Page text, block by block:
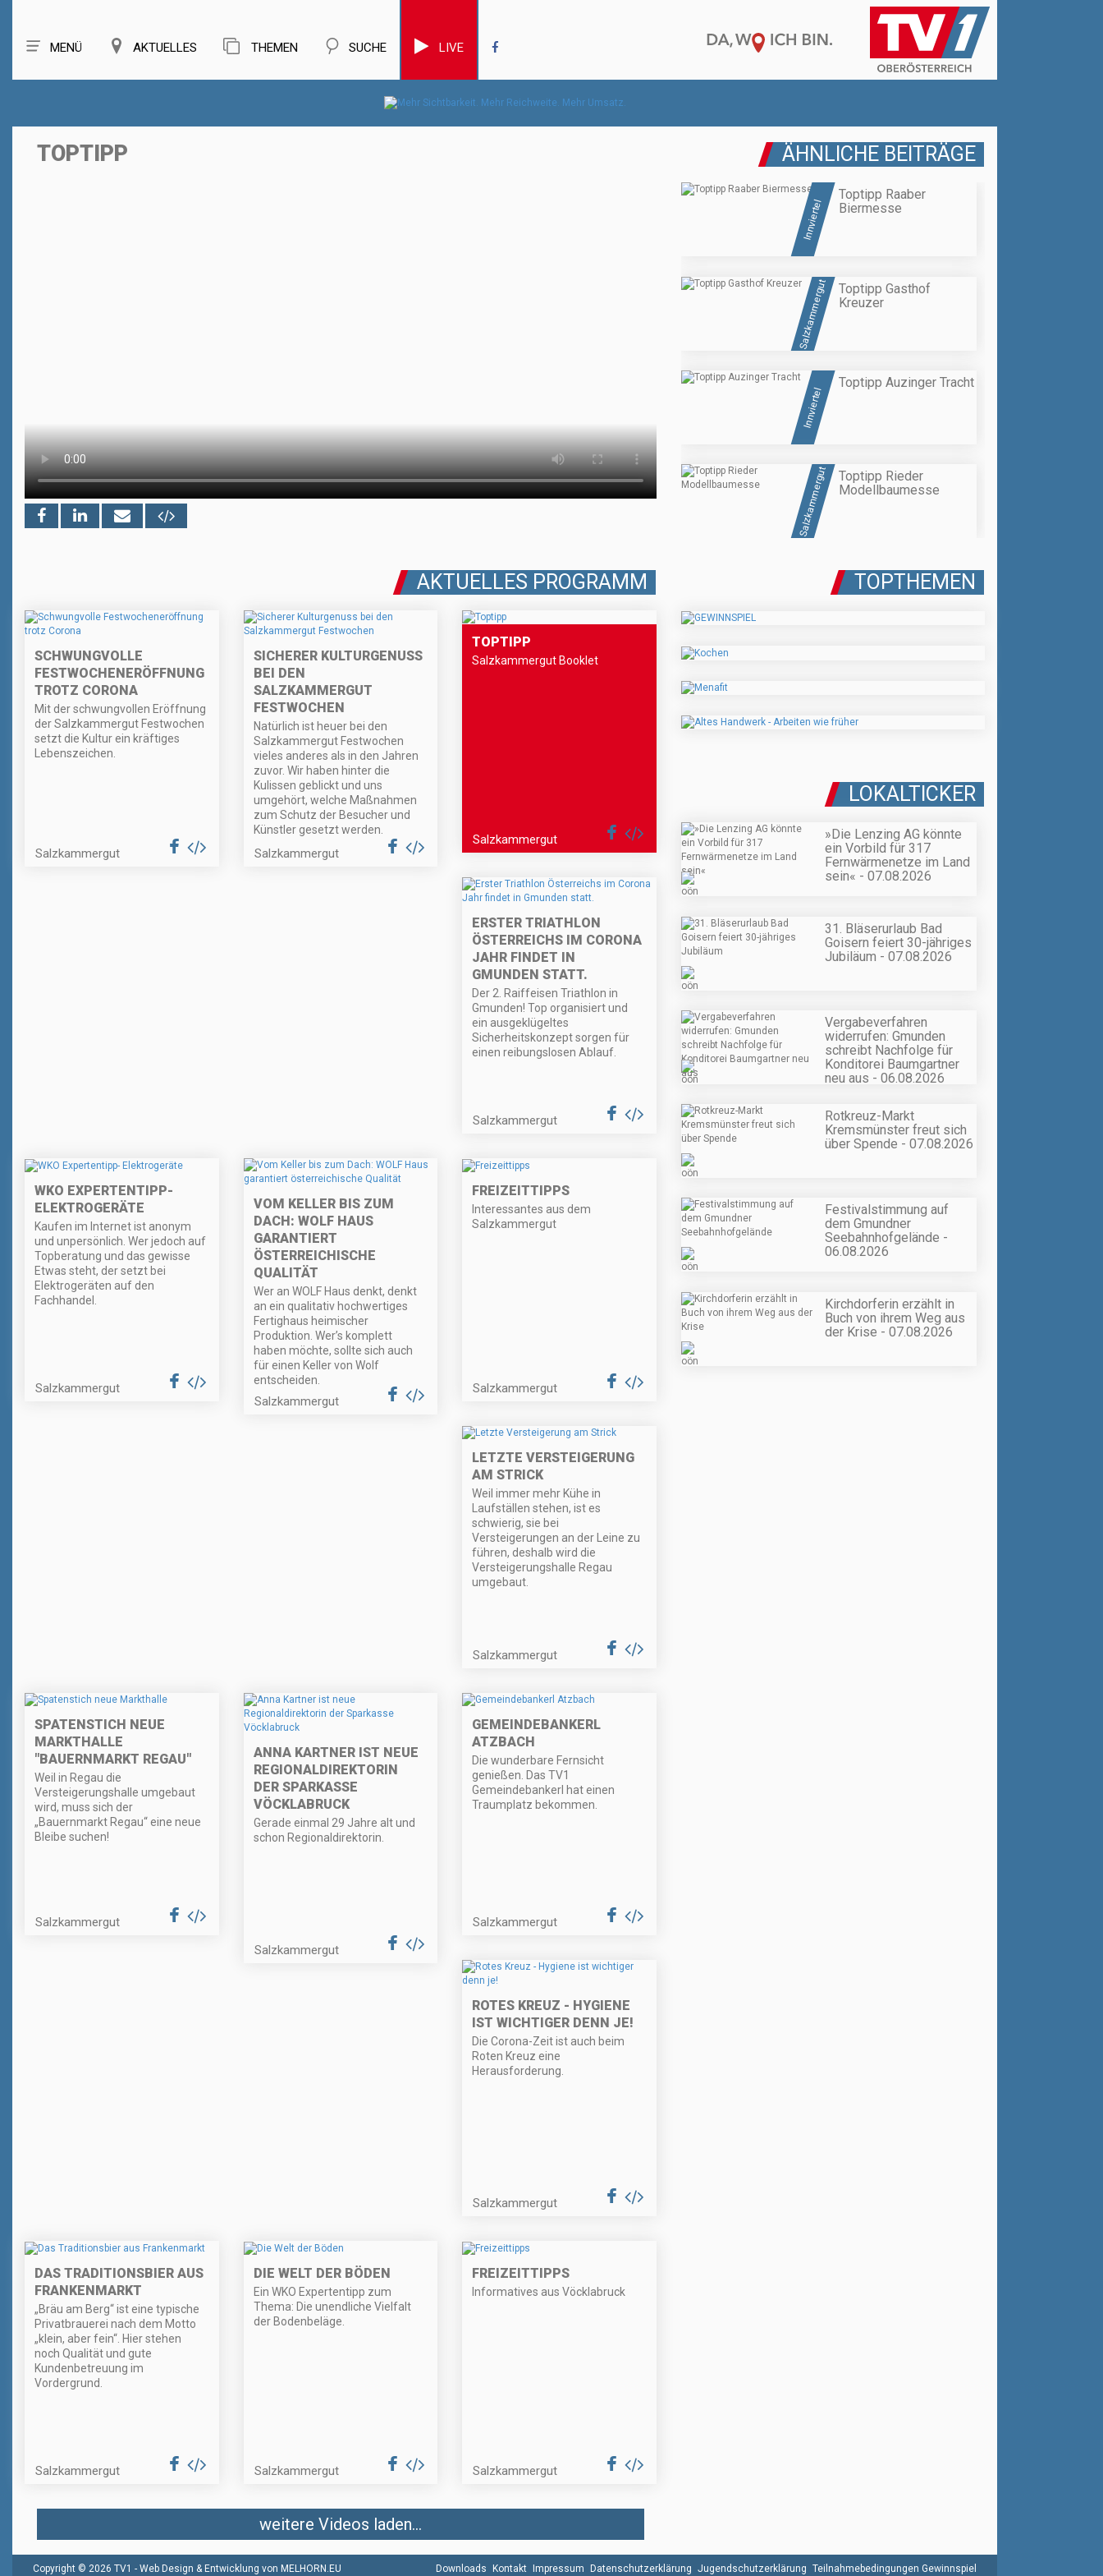
MENÜ AKTUELLES THEMEN SUCHE LIVE
TOPTIPP ÄHNLICHE BEITRÄGE
Innviertel
Toptipp Raaber
Biermesse
Salzkammergut
Toptipp Gasthof
Kreuzer
Innviertel
Toptipp Auzinger Tracht
Salzkammergut
Toptipp Rieder
Modellbaumesse
AKTUELLES PROGRAMM
SCHWUNGVOLLE
FESTWOCHENERÖFFNUNG
TROTZ CORONA
Mit der schwungvollen Eröffnung
der Salzkammergut Festwochen
setzt die Kultur ein kräftiges
Lebenszeichen.
Salzkammergut
SICHERER KULTURGENUSS
BEI DEN
SALZKAMMERGUT
FESTWOCHEN
Natürlich ist heuer bei den
Salzkammergut Festwochen
vieles anderes als in den Jahren
zuvor. Wir haben hinter die
Kulissen geblickt und uns
umgehört, welche Maßnahmen
zum Schutz der Besucher und
Künstler gesetzt werden.
Salzkammergut
TOPTIPP
Salzkammergut Booklet
Salzkammergut
ERSTER TRIATHLON
ÖSTERREICHS IM CORONA
JAHR FINDET IN
GMUNDEN STATT.
Der 2. Raiffeisen Triathlon in
Gmunden! Top organisiert und
ein ausgeklügeltes
Sicherheitskonzept sorgen für
einen reibungslosen Ablauf.
Salzkammergut
WKO EXPERTENTIPP-
ELEKTROGERÄTE
Kaufen im Internet ist anonym
und unpersönlich. Wer jedoch auf
Topberatung und das gewisse
Etwas steht, der setzt bei
Elektrogeräten auf den
Fachhandel.
Salzkammergut
VOM KELLER BIS ZUM
DACH: WOLF HAUS
GARANTIERT
ÖSTERREICHISCHE
QUALITÄT
Wer an WOLF Haus denkt, denkt
an ein qualitativ hochwertiges
Fertighaus heimischer
Produktion. Wer’s komplett
haben möchte, sollte sich auch
für einen Keller von Wolf
entscheiden.
Salzkammergut
FREIZEITTIPPS
Interessantes aus dem
Salzkammergut
Salzkammergut
LETZTE VERSTEIGERUNG
AM STRICK
Weil immer mehr Kühe in
Laufställen stehen, ist es
schwierig, sie bei
Versteigerungen an der Leine zu
führen, deshalb wird die
Versteigerungshalle Regau
umgebaut.
Salzkammergut
SPATENSTICH NEUE
MARKTHALLE
"BAUERNMARKT REGAU"
Weil in Regau die
Versteigerungshalle umgebaut
wird, muss sich der
„Bauernmarkt Regau“ eine neue
Bleibe suchen!
Salzkammergut
ANNA KARTNER IST NEUE
REGIONALDIREKTORIN
DER SPARKASSE
VÖCKLABRUCK
Gerade einmal 29 Jahre alt und
schon Regionaldirektorin.
Salzkammergut
GEMEINDEBANKERL
ATZBACH
Die wunderbare Fernsicht
genießen. Das TV1
Gemeindebankerl hat einen
Traumplatz bekommen.
Salzkammergut
ROTES KREUZ - HYGIENE
IST WICHTIGER DENN JE!
Die Corona-Zeit ist auch beim
Roten Kreuz eine
Herausforderung.
Salzkammergut
DAS TRADITIONSBIER AUS
FRANKENMARKT
„Bräu am Berg“ ist eine typische
Privatbrauerei nach dem Motto
„klein, aber fein“. Hier stehen
noch Qualität und gute
Kundenbetreuung im
Vordergrund.
Salzkammergut
DIE WELT DER BÖDEN
Ein WKO Expertentipp zum
Thema: Die unendliche Vielfalt
der Bodenbeläge.
Salzkammergut
FREIZEITTIPPS
Informatives aus Vöcklabruck
Salzkammergut
weitere Videos laden...
TOPTHEMEN
LOKALTICKER
»Die Lenzing AG könnte
ein Vorbild für 317
Fernwärmenetze im Land
sein« - 07.08.2026
31. Bläserurlaub Bad
Goisern feiert 30-jähriges
Jubiläum - 07.08.2026
Vergabeverfahren
widerrufen: Gmunden
schreibt Nachfolge für
Konditorei Baumgartner
neu aus - 06.08.2026
Rotkreuz-Markt
Kremsmünster freut sich
über Spende - 07.08.2026
Festivalstimmung auf
dem Gmundner
Seebahnhofgelände -
06.08.2026
Kirchdorferin erzählt in
Buch von ihrem Weg aus
der Krise - 07.08.2026
Copyright © 2026 TV1 - Web Design & Entwicklung von MELHORN.EU Downloads Kontakt Impressum Datenschutzerklärung Jugendschutzerklärung Teilnahmebedingungen Gewinnspiel